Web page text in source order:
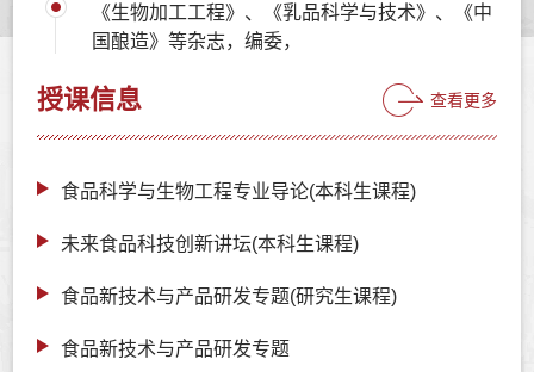
《生物加工工程》、《乳品科学与技术》、《中
国酿造》等杂志，编委，
授课信息 查看更多
食品科学与生物工程专业导论(本科生课程)
未来食品科技创新讲坛(本科生课程)
食品新技术与产品研发专题(研究生课程)
食品新技术与产品研发专题